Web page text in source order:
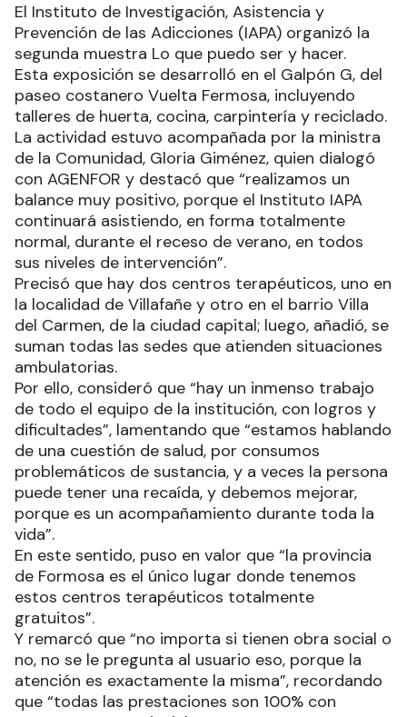
El Instituto de Investigación, Asistencia y
Prevención de las Adicciones (IAPA) organizó la
segunda muestra Lo que puedo ser y hacer.
Esta exposición se desarrolló en el Galpón G, del
paseo costanero Vuelta Fermosa, incluyendo
talleres de huerta, cocina, carpintería y reciclado.
La actividad estuvo acompañada por la ministra
de la Comunidad, Gloria Giménez, quien dialogó
con AGENFOR y destacó que “realizamos un
balance muy positivo, porque el Instituto IAPA
continuará asistiendo, en forma totalmente
normal, durante el receso de verano, en todos
sus niveles de intervención”.
Precisó que hay dos centros terapéuticos, uno en
la localidad de Villafañe y otro en el barrio Villa
del Carmen, de la ciudad capital; luego, añadió, se
suman todas las sedes que atienden situaciones
ambulatorias.
Por ello, consideró que “hay un inmenso trabajo
de todo el equipo de la institución, con logros y
dificultades”, lamentando que “estamos hablando
de una cuestión de salud, por consumos
problemáticos de sustancia, y a veces la persona
puede tener una recaída, y debemos mejorar,
porque es un acompañamiento durante toda la
vida”.
En este sentido, puso en valor que “la provincia
de Formosa es el único lugar donde tenemos
estos centros terapéuticos totalmente
gratuitos”.
Y remarcó que “no importa si tienen obra social o
no, no se le pregunta al usuario eso, porque la
atención es exactamente la misma”, recordando
que “todas las prestaciones son 100% con